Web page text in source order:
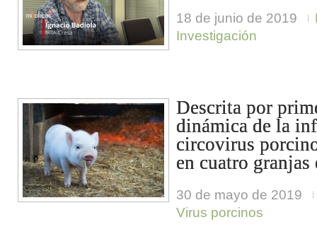
18 de junio de 2019
Investigación
Descrita por
dinámica de la
circovirus
en cuatro granjas
30 de mayo de 2019
Virus porcinos